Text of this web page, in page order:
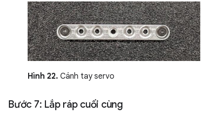
Hình 22. Cánh tay servo
Bước 7: Lắp ráp cuối cùng